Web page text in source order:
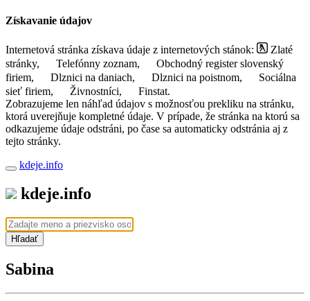
Získavanie údajov
Internetová stránka získava údaje z internetových stánok:
Zlaté
stránky,
Telefónny zoznam,
Obchodný register slovenský
firiem,
Dlznici na daniach, Dlznici na poistnom,
Sociálna
sieť firiem,
Živnostníci,
Finstat.
Zobrazujeme len náhľad údajov s možnosťou prekliku na stránku,
ktorá uverejňuje kompletné údaje. V prípade, že stránka na ktorú sa
odkazujeme údaje odstráni, po čase sa automaticky odstránia aj z
tejto stránky.
kdeje.info
kdeje.info
Hľadať
Sabina